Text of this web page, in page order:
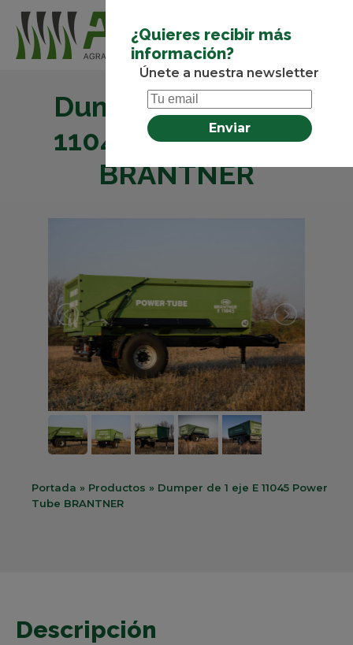
Dumper de 1 eje E
11045 Power Tube
BRANTNER
Portada » Productos » Dumper de 1 eje E 11045 Power
Tube BRANTNER
Descripción
¿Quieres recibir más
información?
Únete a nuestra newsletter